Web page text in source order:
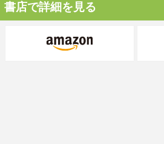
書店で詳細を見る